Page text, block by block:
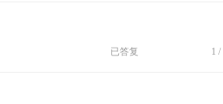
已答复 1 /